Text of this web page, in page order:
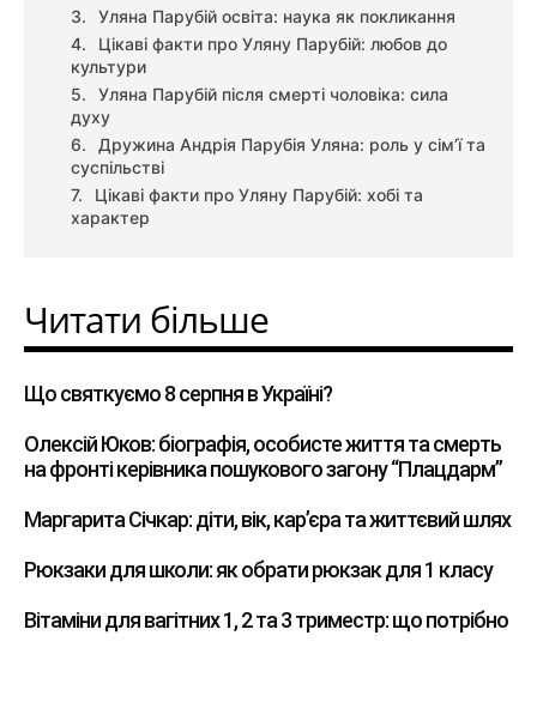
Уляна Парубій освіта: наука як покликання
Цікаві факти про Уляну Парубій: любов до
культури
Уляна Парубій після смерті чоловіка: сила
духу
Дружина Андрія Парубія Уляна: роль у сім’ї та
суспільстві
Цікаві факти про Уляну Парубій: хобі та
характер
Читати більше
Що святкуємо 8 серпня в Україні?
Олексій Юков: біографія, особисте життя та смерть
на фронті керівника пошукового загону “Плацдарм”
Маргарита Січкар: діти, вік, кар’єра та життєвий шлях
Рюкзаки для школи: як обрати рюкзак для 1 класу
Вітаміни для вагітних 1, 2 та 3 триместр: що потрібно